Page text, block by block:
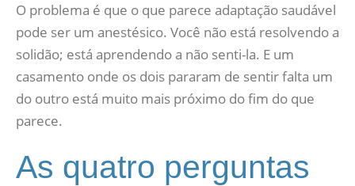
O problema é que o que parece adaptação saudável
pode ser um anestésico. Você não está resolvendo a
solidão; está aprendendo a não senti-la. E um
casamento onde os dois pararam de sentir falta um
do outro está muito mais próximo do fim do que
parece.
As quatro perguntas